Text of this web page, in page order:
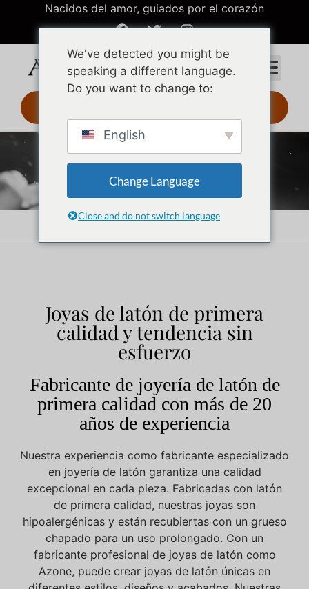
Nacidos del amor, guiados por el corazón
Joyas de latón
Inicio Joyas de latón
Joyas de latón de primera
calidad y tendencia sin
esfuerzo
Fabricante de joyería de latón de
primera calidad con más de 20
años de experiencia
Nuestra experiencia como fabricante especializado
en joyería de latón garantiza una calidad
excepcional en cada pieza. Fabricadas con latón
de primera calidad, nuestras joyas son
hipoalergénicas y están recubiertas con un grueso
chapado para un uso prolongado. Con un
fabricante profesional de joyas de latón como
Azone, puede crear joyas de latón únicas en
We've detected you might be
speaking a different language.
Do you want to change to:
English
Change Language
Close and do not switch language